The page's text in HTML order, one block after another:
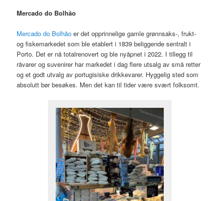
Mercado do Bolhão
Mercado do Bolhão er det opprinnelige gamle grønnsaks-, frukt-
og fiskemarkedet som ble etablert i 1839 beliggende sentralt i
Porto. Det er nå totalrenovert og ble nyåpnet i 2022. I tillegg til
råvarer og suvenirer har markedet i dag flere utsalg av små retter
og et godt utvalg av portugisiske drikkevarer. Hyggelig sted som
absolutt bør besøkes. Men det kan til tider være svært folksomt.